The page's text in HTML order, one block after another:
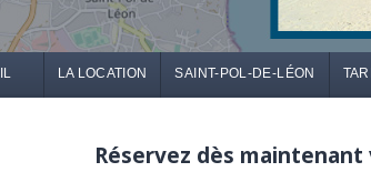
LA LOCATION SAINT-POL-DE-LÉON
Réservez dès